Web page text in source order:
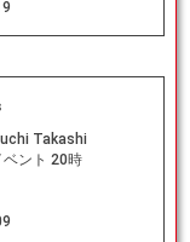
Takashi
ント 20時